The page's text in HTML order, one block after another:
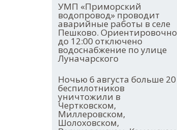
УМП «Приморский
водопровод» проводит
аварийные работы в селе
Пешково. Ориентировочно
до 12:00 отключено
водоснабжение по улице
Луначарского
Ночью 6 августа больше 20
беспилотников
уничтожили в
Чертковском,
Миллеровском,
Шолоховском,